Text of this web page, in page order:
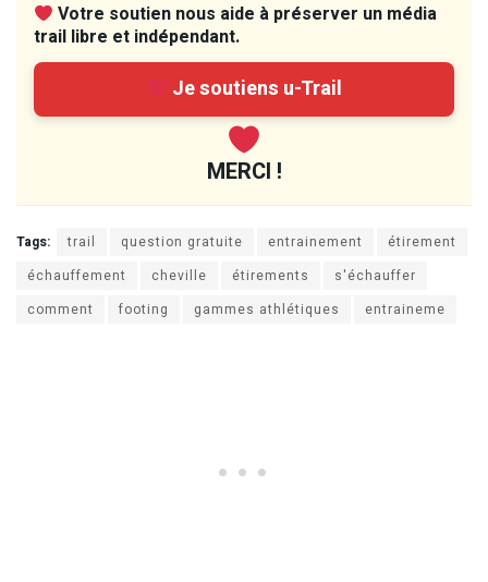
Votre soutien nous aide à préserver un média
trail libre et indépendant.
Je soutiens u-Trail
MERCI !
Tags: trail question gratuite entrainement
étirement
échauffement
cheville étirements
s'échauffer
comment
footing gammes athlétiques entraineme